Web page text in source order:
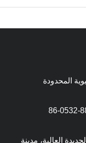
المحدودة
العالية، مدينة